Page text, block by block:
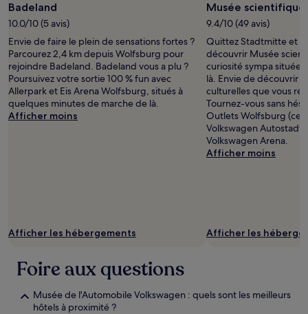
Des
conditions
supplémentaires
peuvent
s’appliquer.
Badeland
10.0/10 (5 avis)
Envie de faire le plein de sensations fortes ?
Parcourez 2,4 km depuis Wolfsburg pour
rejoindre Badeland. Badeland vous a plu ?
Poursuivez votre sortie 100 % fun avec
Allerpark et Eis Arena Wolfsburg, situés à
quelques minutes de marche de là.
Afficher moins
Afficher les hébergements
Musée scientifique
9.4/10 (49 avis)
Quittez Stadtmitte et
découvrir Musée
curiosité sympa située
là. Envie de découvrir
culturelles que vous
Tournez-vous sans
Outlets Wolfsburg
Volkswagen Autostadt
Volkswagen Arena.
Afficher moins
Afficher les
Foire aux questions
Musée de l'Automobile Volkswagen : quels sont les meilleurs
hôtels à proximité ?